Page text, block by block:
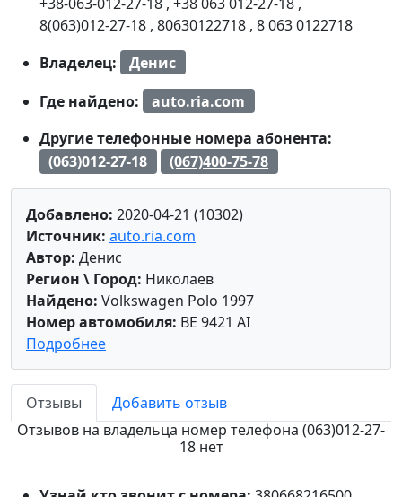
8(063)012-27-18 , 80630122718 , 8 063 0122718
Владелец:
Денис
Где найдено:
auto.ria.com
Другие телефонные номера абонента:
(063)012-27-18
(067)400-75-78
Добавлено: 2020-04-21 (10302)
Источник: auto.ria.com
Автор: Денис
Регион \ Город: Николаев
Найдено: Volkswagen Polo 1997
Номер автомобиля: BE 9421 AI
Подробнее
Отзывы
Добавить отзыв
Отзывов на владельца номер телефона (063)012-27-
18 нет